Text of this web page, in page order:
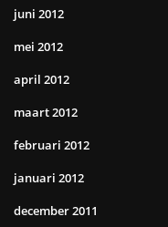
juni 2012
mei 2012
april 2012
maart 2012
februari 2012
januari 2012
december 2011